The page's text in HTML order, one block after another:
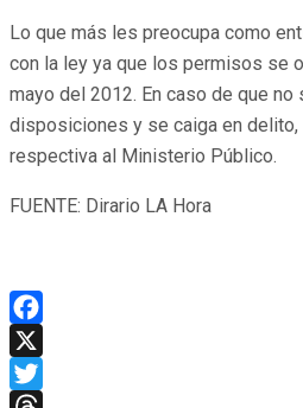
Lo que más les preocupa como
con la ley ya que los permisos se
mayo del 2012. En caso de que
disposiciones y se caiga en delito,
respectiva al Ministerio Público.
FUENTE: Dirario LA Hora
Facebook
X